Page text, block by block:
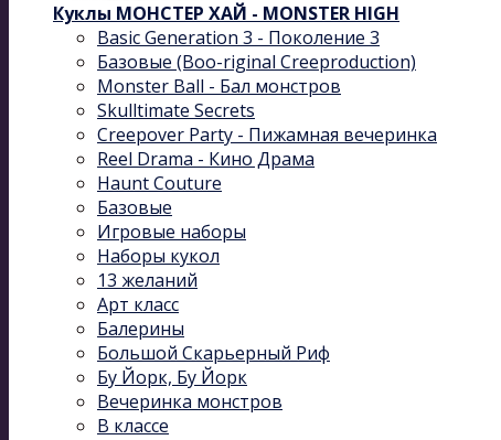
Куклы МОНСТЕР ХАЙ - MONSTER HIGH
Basic Generation 3 - Поколение 3
Базовые (Boo-riginal Creeproduction)
Monster Ball - Бал монстров
Skulltimate Secrets
Creepover Party - Пижамная вечеринка
Reel Drama - Кино Драма
Haunt Couture
Базовые
Игровые наборы
Наборы кукол
13 желаний
Арт класс
Балерины
Большой Скарьерный Риф
Бу Йорк, Бу Йорк
Вечеринка монстров
В классе